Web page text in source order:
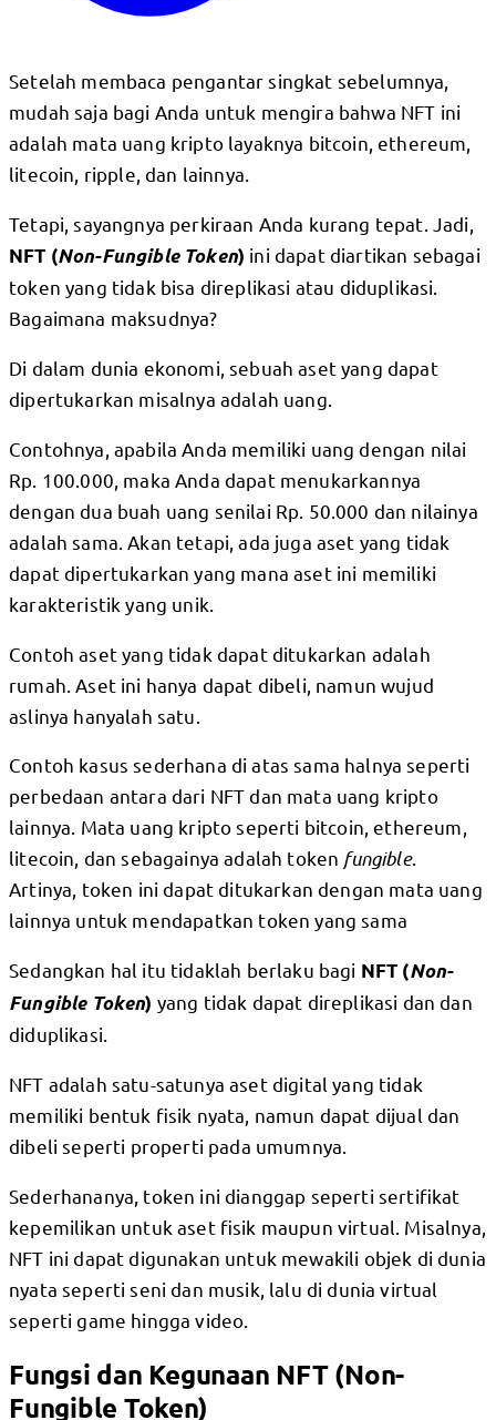
Setelah membaca pengantar singkat sebelumnya,
mudah saja bagi Anda untuk mengira bahwa NFT ini
adalah mata uang kripto layaknya bitcoin, ethereum,
litecoin, ripple, dan lainnya.
Tetapi, sayangnya perkiraan Anda kurang tepat. Jadi,
NFT (Non-Fungible Token) ini dapat diartikan sebagai
token yang tidak bisa direplikasi atau diduplikasi.
Bagaimana maksudnya?
Di dalam dunia ekonomi, sebuah aset yang dapat
dipertukarkan misalnya adalah uang.
Contohnya, apabila Anda memiliki uang dengan nilai
Rp. 100.000, maka Anda dapat menukarkannya
dengan dua buah uang senilai Rp. 50.000 dan nilainya
adalah sama. Akan tetapi, ada juga aset yang tidak
dapat dipertukarkan yang mana aset ini memiliki
karakteristik yang unik.
Contoh aset yang tidak dapat ditukarkan adalah
rumah. Aset ini hanya dapat dibeli, namun wujud
aslinya hanyalah satu.
Contoh kasus sederhana di atas sama halnya seperti
perbedaan antara dari NFT dan mata uang kripto
lainnya. Mata uang kripto seperti bitcoin, ethereum,
litecoin, dan sebagainya adalah token fungible.
Artinya, token ini dapat ditukarkan dengan mata uang
lainnya untuk mendapatkan token yang sama
Sedangkan hal itu tidaklah berlaku bagi NFT (Non-
Fungible Token) yang tidak dapat direplikasi dan dan
diduplikasi.
NFT adalah satu-satunya aset digital yang tidak
memiliki bentuk fisik nyata, namun dapat dijual dan
dibeli seperti properti pada umumnya.
Sederhananya, token ini dianggap seperti sertifikat
kepemilikan untuk aset fisik maupun virtual. Misalnya,
NFT ini dapat digunakan untuk mewakili objek di dunia
nyata seperti seni dan musik, lalu di dunia virtual
seperti game hingga video.
Fungsi dan Kegunaan NFT (Non-
Fungible Token)